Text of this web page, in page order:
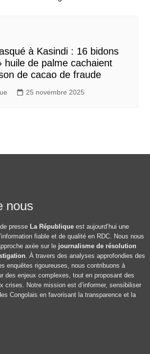
à Kasindi : 16 bidons
huile de palme cachaient
de cacao de fraude
25 novembre 2025
nous
presse La République est aujourd’hui une
fiable et de qualité en RDC. Nous nous
axée sur le journalisme de résolution
. À travers des analyses approfondies des
enquêtes rigoureuses, nous contribuons à
des enjeux complexes, tout en proposant des
crises. Notre mission est d’informer, sensibiliser
Congolais en favorisant la transparence et la